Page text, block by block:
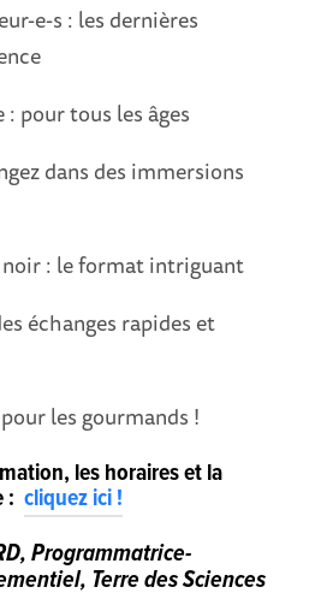
e-s : les dernières
pour tous les âges
dans des immersions
noir : le format intriguant
échanges rapides et
les gourmands !
les horaires et la
:cliquez ici !
Programmatrice-
Terre des Sciences